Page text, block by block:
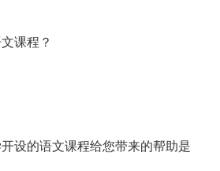
课程？
设的语文课程给您带来的帮助是